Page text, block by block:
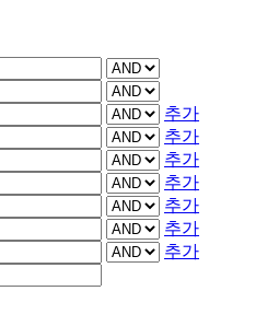
추가
추가
추가
추가
추가
추가
추가